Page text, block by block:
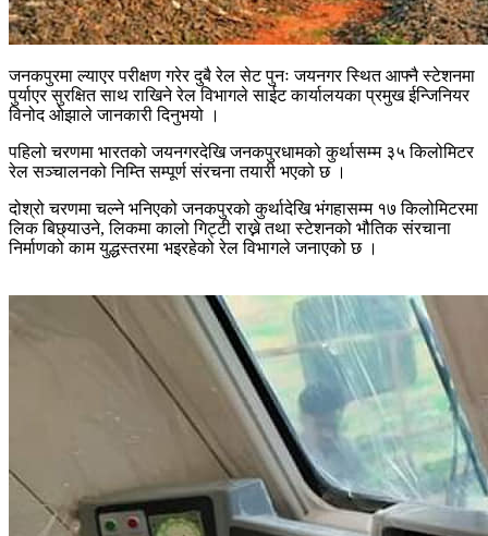
जनकपुरमा ल्याएर परीक्षण गरेर दुबै रेल सेट पुनः जयनगर स्थित आफ्नै स्टेशनमा
पुर्याएर सुरक्षित साथ राखिने रेल विभागले साईट कार्यालयका प्रमुख ईन्जिनियर
विनोद ओझाले जानकारी दिनुभयो ।
पहिलो चरणमा भारतको जयनगरदेखि जनकपुरधामको कुर्थासम्म ३५ किलोमिटर
रेल सञ्चालनको निम्ति सम्पूर्ण संरचना तयारी भएको छ ।
दोश्रो चरणमा चल्ने भनिएको जनकपुरको कुर्थादेखि भंगहासम्म १७ किलोमिटरमा
लिक बिछ्याउने, लिकमा कालो गिट्टी राख्ने तथा स्टेशनको भौतिक संरचाना
निर्माणको काम युद्धस्तरमा भइरहेको रेल विभागले जनाएको छ ।